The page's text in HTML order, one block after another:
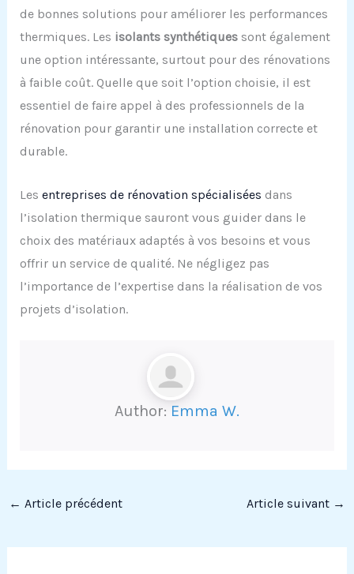
de bonnes solutions pour améliorer les performances
thermiques. Les isolants synthétiquessont également
une option intéressante, surtout pour des rénovations
à faible coût. Quelle que soit l’option choisie, il est
essentiel de faire appel à des professionnels de la
rénovation pour garantir une installation correcte et
durable.
Les entreprises de rénovation spécialisées dans
l’isolation thermique sauront vous guider dans le
choix des matériaux adaptés à vos besoins et vous
offrir un service de qualité. Ne négligez pas
l’importance de l’expertise dans la réalisation de vos
projets d’isolation.
Author: Emma W.
← Article précédent Article suivant →